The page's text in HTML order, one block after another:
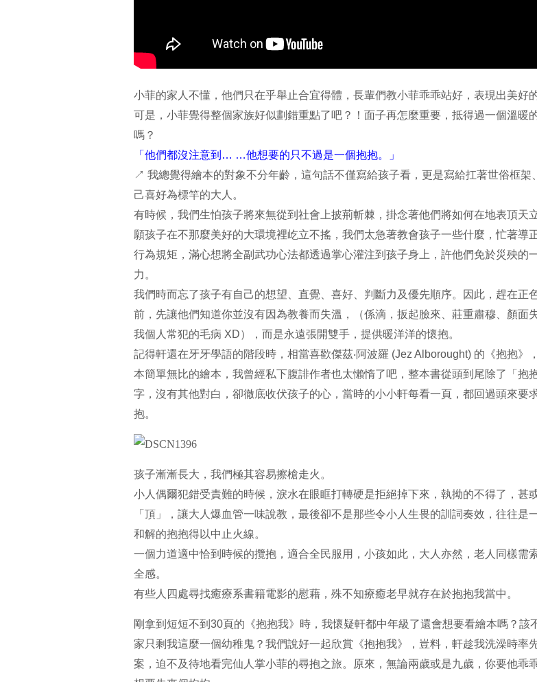
小菲的家人不懂，他們只在乎舉止合宜得體，長輩們教小菲乖乖站好，表現出美好的
可是，小菲覺得整個家族好似劃錯重點了吧？！面子再怎麼重要，抵得過一個溫暖
嗎？
「他們都沒注意到… …他想要的只不過是一個抱抱。」
↗ 我總覺得繪本的對象不分年齡，這句話不僅寫給孩子看，更是寫給扛著世俗框架
己喜好為標竿的大人。
有時候，我們生怕孩子將來無從到社會上披荊斬棘，掛念著他們將如何在地表頂天
願孩子在不那麼美好的大環境裡屹立不搖，我們太急著教會孩子一些什麼，忙著導
行為規矩，滿心想將全副武功心法都透過掌心灌注到孩子身上，許他們免於災殃的
力。
我們時而忘了孩子有自己的想望、直覺、喜好、判斷力及優先順序。因此，趕在正
前，先讓他們知道你並沒有因為教養而失溫，（係滴，扳起臉來、莊重肅穆、顏面
我個人常犯的毛病 XD），而是永遠張開雙手，提供暖洋洋的懷抱。
記得軒還在牙牙學語的階段時，相當喜歡傑茲‧阿波羅 (Jez Alborought) 的《抱抱》
本簡單無比的繪本，我曾經私下腹誹作者也太懶惰了吧，整本書從頭到尾除了「抱
字，沒有其他對白，卻徹底收伏孩子的心，當時的小小軒每看一頁，都回過頭來要
抱。
孩子漸漸長大，我們極其容易擦槍走火。
小人偶爾犯錯受責難的時候，淚水在眼眶打轉硬是拒絕掉下來，執拗的不得了，甚
「頂」，讓大人爆血管一味說教，最後卻不是那些令小人生畏的訓詞奏效，往往是
和解的抱抱得以中止火線。
一個力道適中恰到時候的攬抱，適合全民服用，小孩如此，大人亦然，老人同樣需
全感。
有些人四處尋找癒療系書籍電影的慰藉，殊不知療癒老早就存在於抱抱我當中。
剛拿到短短不到30頁的《抱抱我》時，我懷疑軒都中年級了還會想要看繪本嗎？該
家只剩我這麼一個幼稚鬼？我們說好一起欣賞《抱抱我》，豈料，軒趁我洗澡時率
案，迫不及待地看完仙人掌小菲的尋抱之旅。原來，無論兩歲或是九歲，你要他乖